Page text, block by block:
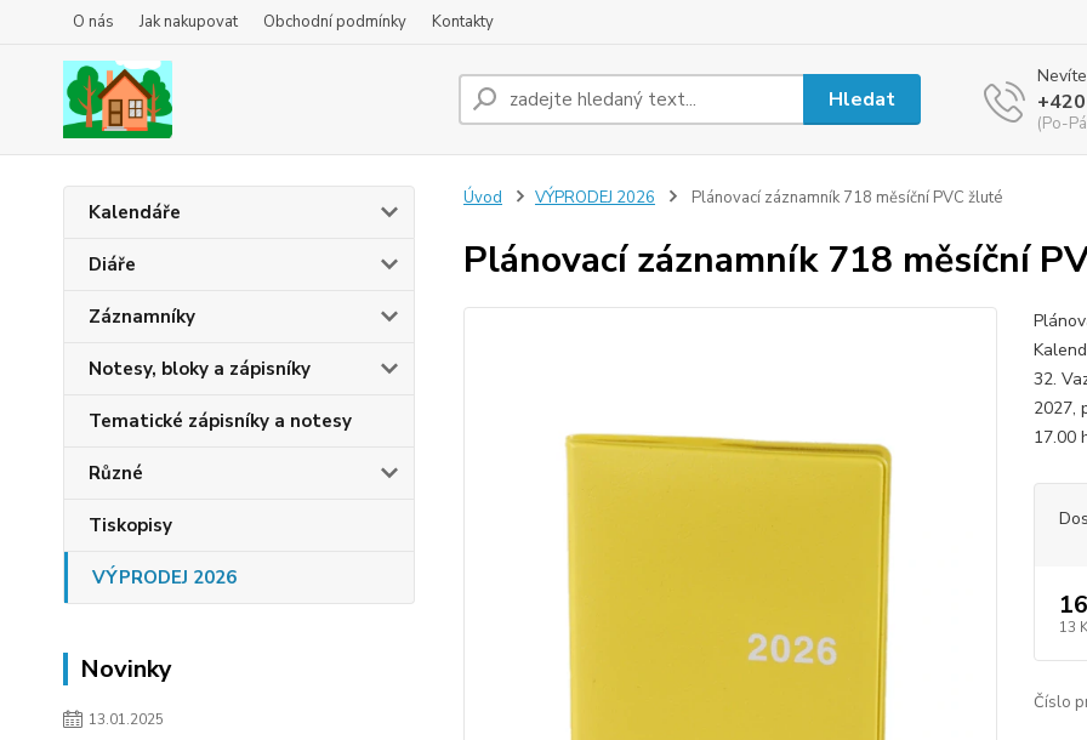
O nás Jak nakupovat Obchodní podmínky Kontakty
Hledat
(Po-
Kalendáře
Diáře
Záznamníky
Notesy, bloky a zápisníky
Tematické zápisníky a notesy
Různé
Tiskopisy
VÝPRODEJ 2026
Novinky
13.01.2025
Úvod VÝPRODEJ 2026 Plánovací záznamník 718 měsíční PVC žluté
Plánovací záznamník 718 měsíční
32.
2027,
17.00
13
Číslo